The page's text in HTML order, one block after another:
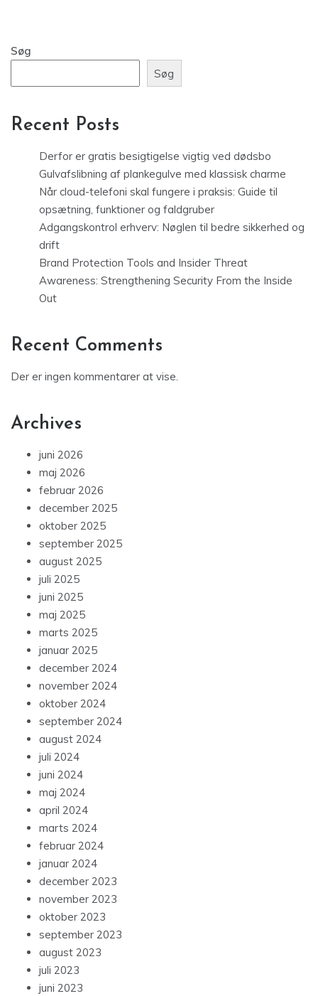
Søg
Søg
Recent Posts
Derfor er gratis besigtigelse vigtig ved dødsbo
Gulvafslibning af plankegulve med klassisk charme
Når cloud-telefoni skal fungere i praksis: Guide til
opsætning, funktioner og faldgruber
Adgangskontrol erhverv: Nøglen til bedre sikkerhed og
drift
Brand Protection Tools and Insider Threat
Awareness: Strengthening Security From the Inside
Out
Recent Comments
Der er ingen kommentarer at vise.
Archives
juni 2026
maj 2026
februar 2026
december 2025
oktober 2025
september 2025
august 2025
juli 2025
juni 2025
maj 2025
marts 2025
januar 2025
december 2024
november 2024
oktober 2024
september 2024
august 2024
juli 2024
juni 2024
maj 2024
april 2024
marts 2024
februar 2024
januar 2024
december 2023
november 2023
oktober 2023
september 2023
august 2023
juli 2023
juni 2023